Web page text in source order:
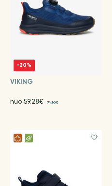
-20%
VIKING
nuo 59.28€ 74.10€